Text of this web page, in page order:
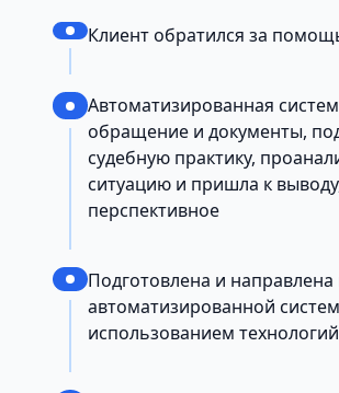
Клиент обратился за
Автоматизированная
обращение и документы,
судебную практику,
ситуацию и пришла к
перспективное
Подготовлена и направлена
автоматизированной
использованием